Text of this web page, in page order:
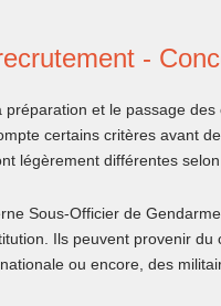
-
préparation et le passage
certains critères avant
légèrement différentes
Sous-Officier de
Ils peuvent provenir
ou encore, des